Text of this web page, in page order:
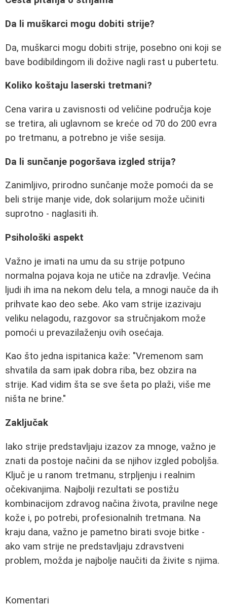
Da li muškarci mogu dobiti strije?
Da, muškarci mogu dobiti strije, posebno oni koji se
bave bodibildingom ili dožive nagli rast u pubertetu.
Koliko koštaju laserski tretmani?
Cena varira u zavisnosti od veličine područja koje
se tretira, ali uglavnom se kreće od 70 do 200 evra
po tretmanu, a potrebno je više sesija.
Da li sunčanje pogoršava izgled strija?
Zanimljivo, prirodno sunčanje može pomoći da se
beli strije manje vide, dok solarijum može učiniti
suprotno - naglasiti ih.
Psihološki aspekt
Važno je imati na umu da su strije potpuno
normalna pojava koja ne utiče na zdravlje. Većina
ljudi ih ima na nekom delu tela, a mnogi nauče da ih
prihvate kao deo sebe. Ako vam strije izazivaju
veliku nelagodu, razgovor sa stručnjakom može
pomoći u prevazilaženju ovih osećaja.
Kao što jedna ispitanica kaže: "Vremenom sam
shvatila da sam ipak dobra riba, bez obzira na
strije. Kad vidim šta se sve šeta po plaži, više me
ništa ne brine."
Zaključak
Iako strije predstavljaju izazov za mnoge, važno je
znati da postoje načini da se njihov izgled poboljša.
Ključ je u ranom tretmanu, strpljenju i realnim
očekivanjima. Najbolji rezultati se postižu
kombinacijom zdravog načina života, pravilne nege
kože i, po potrebi, profesionalnih tretmana. Na
kraju dana, važno je pametno birati svoje bitke -
ako vam strije ne predstavljaju zdravstveni
problem, možda je najbolje naučiti da živite s njima.
Komentari